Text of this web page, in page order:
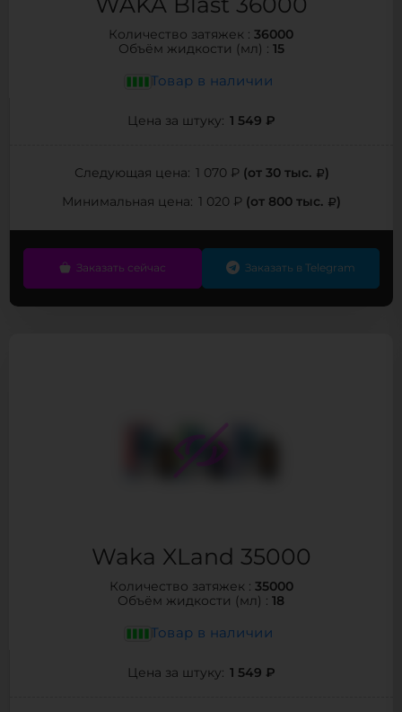
Количество затяжек : 36000
Объём жидкости (мл) : 15
Товар в наличии
Цена за штуку: 1 549 ₽
Следующая цена: 1 070 ₽ (от 30 тыс. )
Минимальная цена: 1 020 ₽ (от 800 тыс. )
Заказать сейчас Заказать в Telegram
Waka XLand 35000
Количество затяжек : 35000
Объём жидкости (мл) : 18
Товар в наличии
Цена за штуку: 1 549 ₽